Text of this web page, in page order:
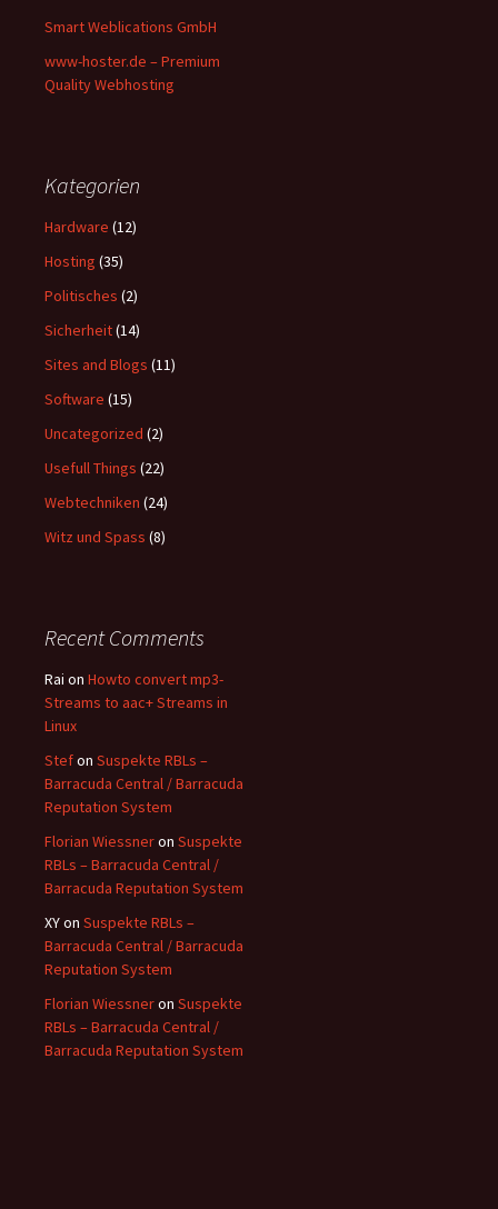
Smart Weblications GmbH
www-hoster.de – Premium
Quality Webhosting
Kategorien
Hardware (12)
Hosting (35)
Politisches (2)
Sicherheit(14)
Sites and Blogs (11)
Software (15)
Uncategorized (2)
Usefull Things (22)
Webtechniken (24)
Witz und Spass (8)
Recent Comments
Rai on Howto convert mp3-
Streams to aac+ Streams in
Linux
Stefon Suspekte RBLs –
Barracuda Central / Barracuda
Reputation System
Florian Wiessneron Suspekte
RBLs – Barracuda Central /
Barracuda Reputation System
XYon Suspekte RBLs –
Barracuda Central / Barracuda
Reputation System
Florian Wiessneron Suspekte
RBLs – Barracuda Central /
Barracuda Reputation System